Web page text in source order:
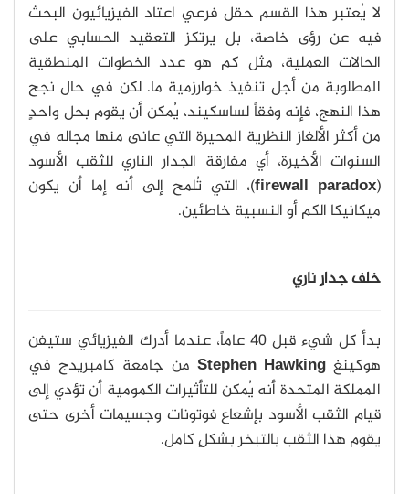
لا يُعتبر هذا القسم حقل فرعي اعتاد الفيزيائيون البحث
فيه عن رؤى خاصة، بل يرتكز التعقيد الحسابي على
الحالات العملية، مثل كم هو عدد الخطوات المنطقية
المطلوبة من أجل تنفيذ خوارزمية ما. لكن في حال نجح
هذا النهج، فإنه وفقاً لساسكيند، يُمكن أن يقوم بحل واحدٍ
من أكثر الألغاز النظرية المحيرة التي عانى منها مجاله في
السنوات الأخيرة، أي مفارقة الجدار الناري للثقب الأسود
(
firewall paradox)، التي تُلمح إلى أنه إما أن يكون
ميكانيكا الكم أو النسبية خاطئين.
خلف جدارٍ ناري
بدأ كل شيء قبل 40 عاماً، عندما أدرك الفيزيائي ستيفن
هوكينغStephen Hawking من جامعة كامبريدج في
المملكة المتحدة أنه يُمكن للتأثيرات الكمومية أن تؤدي إلى
قيام الثقب الأسود بإشعاع فوتونات وجسيمات أخرى حتى
يقوم هذا الثقب بالتبخر بشكلٍ كامل.